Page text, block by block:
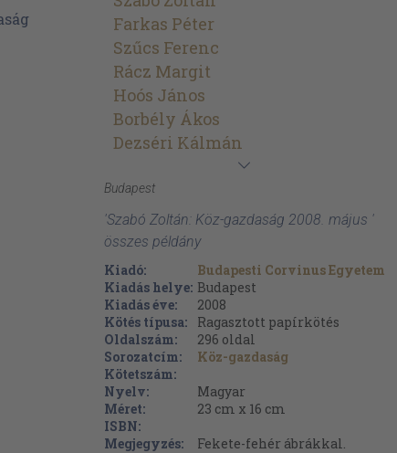
Farkas Péter
Szűcs Ferenc
Rácz Margit
Hoós János
Borbély Ákos
Dezséri Kálmán
Budapest
'Szabó Zoltán: Köz-gazdaság 2008. május '
összes példány
Kiadó:
Budapesti Corvinus Egyetem
Kiadás helye: Budapest
Kiadás éve:
2008
Kötés típusa:
Ragasztott papírkötés
Oldalszám:
296 oldal
Sorozatcím:
Köz-gazdaság
Kötetszám:
Nyelv:
Magyar
Méret:
23 cm x 16 cm
ISBN:
Megjegyzés:
Fekete-fehér ábrákkal.